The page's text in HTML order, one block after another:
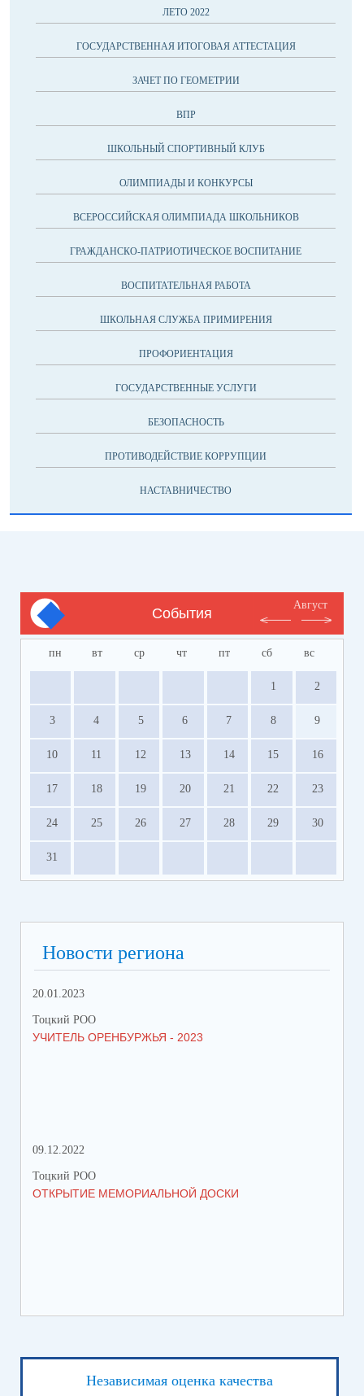
ЛЕТО 2022
ГОСУДАРСТВЕННАЯ ИТОГОВАЯ АТТЕСТАЦИЯ
ЗАЧЕТ ПО ГЕОМЕТРИИ
ВПР
ШКОЛЬНЫЙ СПОРТИВНЫЙ КЛУБ
ОЛИМПИАДЫ И КОНКУРСЫ
ВСЕРОССИЙСКАЯ ОЛИМПИАДА ШКОЛЬНИКОВ
ГРАЖДАНСКО-ПАТРИОТИЧЕСКОЕ ВОСПИТАНИЕ
ВОСПИТАТЕЛЬНАЯ РАБОТА
ШКОЛЬНАЯ СЛУЖБА ПРИМИРЕНИЯ
ПРОФОРИЕНТАЦИЯ
ГОСУДАРСТВЕННЫЕ УСЛУГИ
БЕЗОПАСНОСТЬ
ПРОТИВОДЕЙСТВИЕ КОРРУПЦИИ
НАСТАВНИЧЕСТВО
События
Август
пн вт ср чт пт сб вс
1 2
3 4 5 6 7 8 9
10 11 12 13 14 15 16
17 18 19 20 21 22 23
24 25 26 27 28 29 30
31
Новости региона
20.01.2023
Тоцкий РОО
УЧИТЕЛЬ ОРЕНБУРЖЬЯ - 2023
09.12.2022
Тоцкий РОО
ОТКРЫТИЕ МЕМОРИАЛЬНОЙ ДОСКИ
Независимая оценка качества